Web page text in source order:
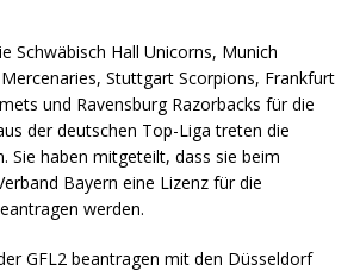
Schwäbisch Hall Unicorns, Munich
Stuttgart Scorpions, Frankfurt
und Ravensburg Razorbacks für die
der deutschen Top-Liga treten die
Sie haben mitgeteilt, dass sie beim
Bayern eine Lizenz für die
werden.
GFL2 beantragen mit den Düsseldorf